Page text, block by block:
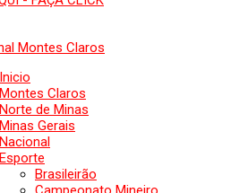
Inicio
Montes Claros
Norte de Minas
Minas Gerais
Nacional
Esporte
Brasileirão